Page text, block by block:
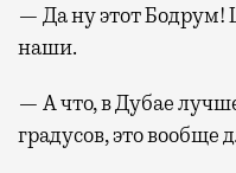
— Да ну этот Бодрум!
наши.
— А что, в Дубае
градусов, это